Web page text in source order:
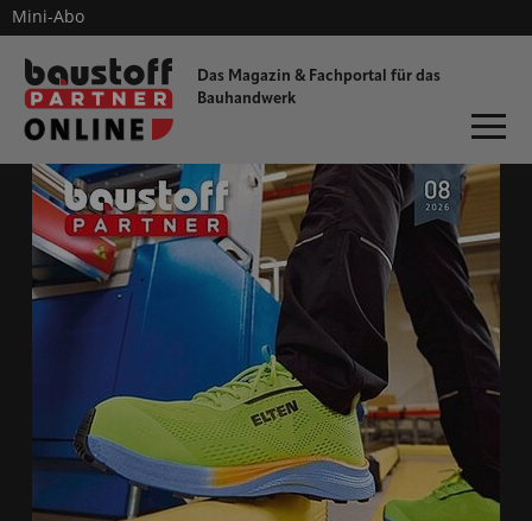
Das Magazin & Fachportal für das
Bauhandwerk
Mini-Abo
dieProfitester
ONLINE-MAGAZIN